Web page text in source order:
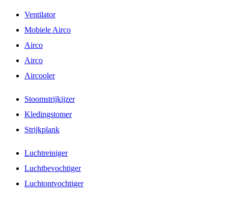
Ventilator
Mobiele Airco
Airco
Airco
Aircooler
Stoomstrijkijzer
Kledingstomer
Strijkplank
Luchtreiniger
Luchtbevochtiger
Luchtontvochtiger